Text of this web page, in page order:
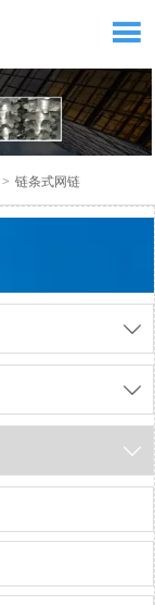

> 链条式网链


